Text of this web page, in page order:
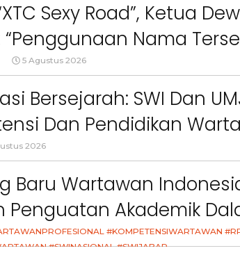
Sexy Road”, Ketua
“Penggunaan Nama
Ketentuan Perundang-
5 Agustus 2026
Bersejarah: SWI Dan
Dan Pendidikan
2026
Baru Wartawan
Penguatan Akademik
#KOMPETENSIWARTAWAN
#SWINASIONAL #SWIJABAR
Sorotan
Utama
Headline National News Sorotan
Sorotan
Empat Tahun Janji Membeku,
Sawah Rusak: Ahli Waris
Tagih Tanggung Jawab
Pemkab Bandung Barat
Utama
Bidang
Berikan
Tema
Orang